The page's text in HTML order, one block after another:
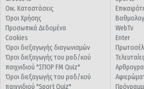
Οικ. Καταστάσεις
Όροι Χρήσης
Προσωπικά Δεδομένα
Cookies
Όροι διεξαγωγής διαγωνισμών
Όροι διεξαγωγής του ραδ/κού
παιχνιδιού "ΣΠΟΡ FM Quiz"
Όροι διεξαγωγής του ραδ/κού
παιχνιδιού "Sport Quiz"
WebTv
Enter